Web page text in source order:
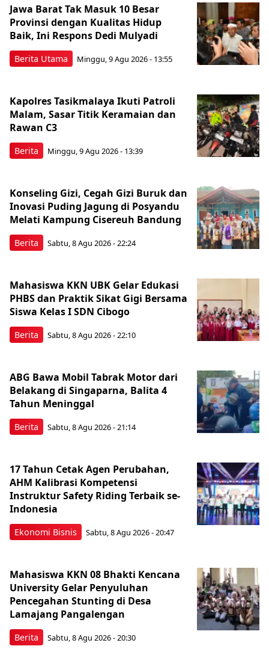
Berita Utama
Jawa Barat Tak Masuk 10 Besar
Provinsi dengan Kualitas Hidup
Baik, Ini Respons Dedi Mulyadi
Minggu, 9 Agu 2026 - 13:55
Berita
Kapolres Tasikmalaya Ikuti Patroli
Malam, Sasar Titik Keramaian dan
Rawan C3
Minggu, 9 Agu 2026 - 13:39
Berita
Konseling Gizi, Cegah Gizi Buruk dan
Inovasi Puding Jagung di Posyandu
Melati Kampung Cisereuh Bandung
Sabtu, 8 Agu 2026 - 22:24
Berita
Mahasiswa KKN UBK Gelar Edukasi
PHBS dan Praktik Sikat Gigi Bersama
Siswa Kelas I SDN Cibogo
Sabtu, 8 Agu 2026 - 22:10
Berita
ABG Bawa Mobil Tabrak Motor dari
Belakang di Singaparna, Balita 4
Tahun Meninggal
Sabtu, 8 Agu 2026 - 21:14
Ekonomi Bisnis
17 Tahun Cetak Agen Perubahan,
AHM Kalibrasi Kompetensi
Instruktur Safety Riding Terbaik se-
Indonesia
Sabtu, 8 Agu 2026 - 20:47
Berita
Mahasiswa KKN 08 Bhakti Kencana
University Gelar Penyuluhan
Pencegahan Stunting di Desa
Lamajang Pangalengan
Sabtu, 8 Agu 2026 - 20:30